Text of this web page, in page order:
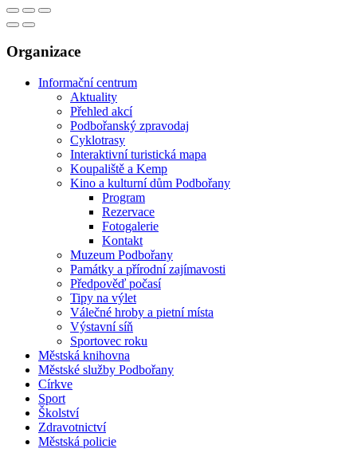
Organizace
Informační centrum
Aktuality
Přehled akcí
Podbořanský zpravodaj
Cyklotrasy
Interaktivní turistická mapa
Koupaliště a Kemp
Kino a kulturní dům Podbořany
Program
Rezervace
Fotogalerie
Kontakt
Muzeum Podbořany
Památky a přírodní zajímavosti
Předpověď počasí
Tipy na výlet
Válečné hroby a pietní místa
Výstavní síň
Sportovec roku
Městská knihovna
Městské služby Podbořany
Církve
Sport
Školství
Zdravotnictví
Městská policie